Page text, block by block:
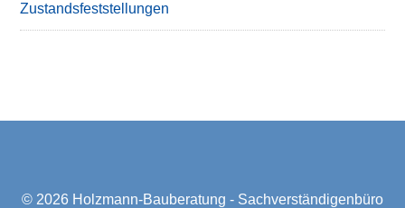
Zustandsfeststellungen
© 2026 Holzmann-Bauberatung - Sachverständigenbüro